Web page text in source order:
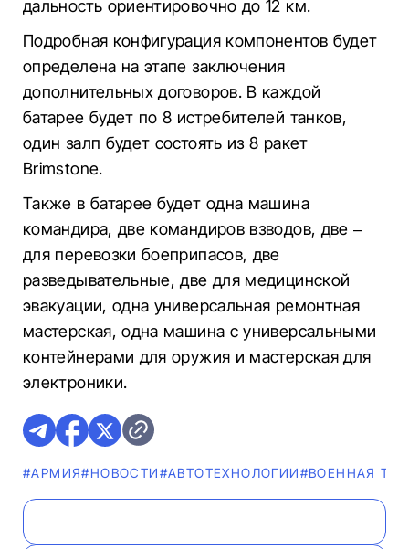
дальность ориентировочно до 12 км.
Подробная конфигурация компонентов будет
определена на этапе заключения
дополнительных договоров. В каждой
батарее будет по 8 истребителей танков,
один залп будет состоять из 8 ракет
Brimstone.
Также в батарее будет одна машина
командира, две командиров взводов, две –
для перевозки боеприпасов, две
разведывательные, две для медицинской
эвакуации, одна универсальная ремонтная
мастерская, одна машина с универсальными
контейнерами для оружия и мастерская для
электроники.
#АРМИЯ#НОВОСТИ#АВТОТЕХНОЛОГИИ#ВОЕННАЯ